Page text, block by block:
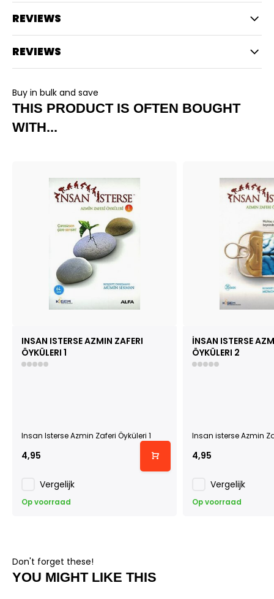
REVIEWS
REVIEWS
Buy in bulk and save
THIS PRODUCT IS OFTEN BOUGHT
WITH...
INSAN ISTERSE AZMIN ZAFERI
ÖYKÜLERI 1
Insan Isterse Azmin Zaferi Öyküleri 1
4,95
Vergelijk
Op voorraad
İNSAN ISTERSE
ÖYKÜLERI 2
Insan isterse Azmin
4,95
Vergelijk
Op voorraad
Don't forget these!
YOU MIGHT LIKE THIS